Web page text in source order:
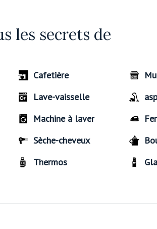
les secrets de
Cafetière
Lave-vaisselle
Machine à laver
Fer
Sèche-cheveux
Thermos